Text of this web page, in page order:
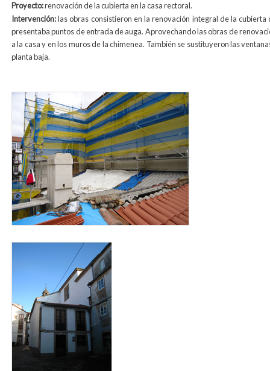
Proyecto:renovación de la cubierta en la casa rectoral.
Intervención:las obras consistieron en la renovación integral de la
presentaba puntos de entrada de auga. Aprovechando las obras de
a la casa y en los muros de la chimenea. También se sustituyeron las
planta baja.
foto_obras_rectoral_san_miguel.jpg
foto_rectoral_san_miguel.jpg